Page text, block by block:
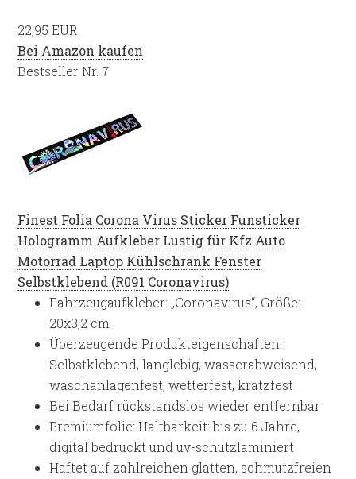
22,95 EUR
Bei Amazon kaufen
Bestseller Nr. 7
Finest Folia Corona Virus Sticker Funsticker
Hologramm Aufkleber Lustig für Kfz Auto
Motorrad Laptop Kühlschrank Fenster
Selbstklebend (R091 Coronavirus)
Fahrzeugaufkleber: „Coronavirus“, Größe:
20x3,2 cm
Überzeugende Produkteigenschaften:
Selbstklebend, langlebig, wasserabweisend,
waschanlagenfest, wetterfest, kratzfest
Bei Bedarf rückstandslos wieder entfernbar
Premiumfolie: Haltbarkeit: bis zu 6 Jahre,
digital bedruckt und uv-schutzlaminiert
Haftet auf zahlreichen glatten, schmutzfreien